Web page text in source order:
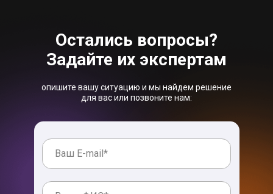
Остались вопросы?
Задайте их экспертам
опишите вашу ситуацию и мы найдем решение
для вас или позвоните нам: